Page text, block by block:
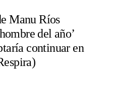
Manu Ríos
del año’
continuar en